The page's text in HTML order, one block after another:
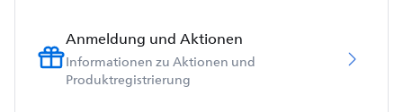
Anmeldung und Aktionen
Informationen zu Aktionen und
Produktregistrierung